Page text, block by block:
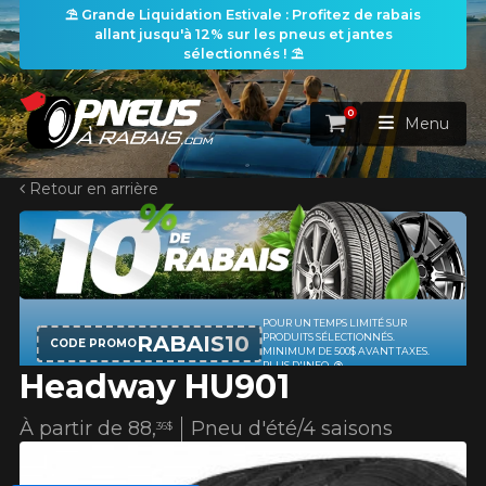
⛱️ Grande Liquidation Estivale : Profitez de rabais
allant jusqu'à 12% sur les pneus et jantes
sélectionnés ! ⛱️
ACCUEIL
PNEUS
RECHERCHE DE PNEUS VOIR TOUT
Rechercher par
Par dimensions
Recherche par dimensions
ROUES
RECHERCHE DE ROUES
Par dimensions
ENSEMBLES
RECHERCHE D'ENSEMBLES
PROMOTIONS
Panier
0
Menu
Retour en arrière
Headway HU901
Pneu d'été/4 saisons
À partir de 88,36$
CODE PROMORABAIS10
POUR UN TEMPS LIMITÉ SUR
PRODUITS SÉLECTIONNÉS.
MINIMUM DE 500$ AVANT TAXES.
PLUS D'INFO
AJOUTER UN AVIS
Votre avis concernant le
HU901
Nom
Courriel